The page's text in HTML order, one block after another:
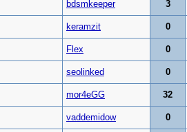
bdsmkeeper 3
keramzit 0
Flex 0
seolinked 0
mor4eGG 32
vaddemidow 0